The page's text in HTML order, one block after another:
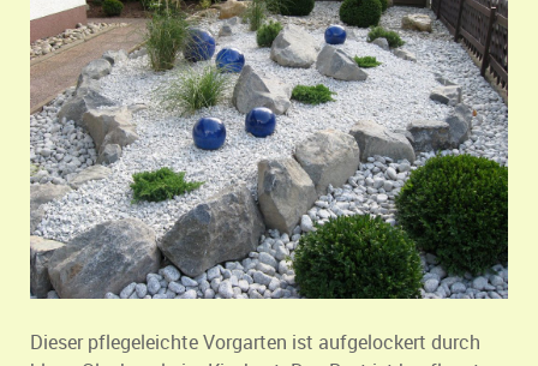
Dieser pflegeleichte Vorgarten ist aufgelockert durch